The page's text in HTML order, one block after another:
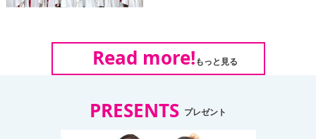
チェック！
Read more!もっと見る
PRESENTS プレゼント